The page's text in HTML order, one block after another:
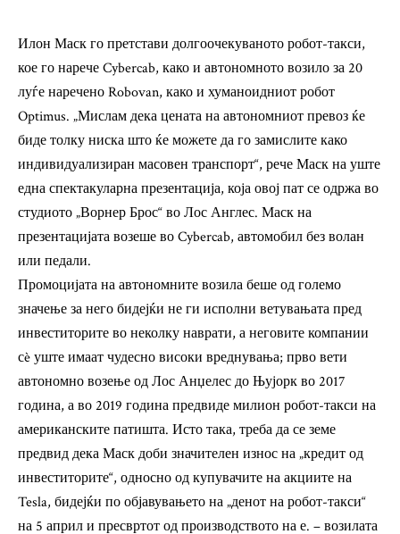
Илон Маск го претстави долгоочекуваното робот-такси,
кое го нарече Cybercab, како и автономното возило за 20
луѓе наречено Robovan, како и хуманоидниот робот
Optimus. „Мислам дека цената на автономниот превоз ќе
биде толку ниска што ќе можете да го замислите како
индивидуализиран масовен транспорт“, рече Маск на уште
една спектакуларна презентација, која овој пат се одржа во
студиото „Ворнер Брос“ во Лос Англес. Маск на
презентацијата возеше во Cybercab, автомобил без волан
или педали.
Промоцијата на автономните возила беше од големо
значење за него бидејќи не ги исполни ветувањата пред
инвеститорите во неколку наврати, а неговите компании
сè уште имаат чудесно високи вреднувања; прво вети
автономно возење од Лос Анџелес до Њујорк во 2017
година, а во 2019 година предвиде милион робот-такси на
американските патишта. Исто така, треба да се земе
предвид дека Маск доби значителен износ на „кредит од
инвеститорите“, односно од купувачите на акциите на
Tesla, бидејќи по објавувањето на „денот на робот-такси“
на 5 април и пресвртот од производството на е. – возилата